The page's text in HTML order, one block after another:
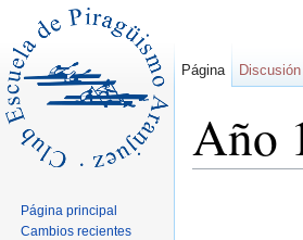
Año
Página Discusión
Página principal
Cambios recientes